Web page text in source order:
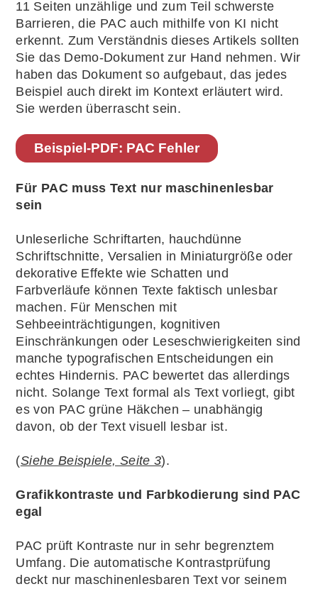
11 Seiten unzählige und zum Teil schwerste
Barrieren, die PAC auch mithilfe von KI nicht
erkennt. Zum Verständnis dieses Artikels sollten
Sie das Demo-Dokument zur Hand nehmen. Wir
haben das Dokument so aufgebaut, das jedes
Beispiel auch direkt im Kontext erläutert wird.
Sie werden überrascht sein.
Beispiel-PDF: PAC Fehler
Für PAC muss Text nur maschinenlesbar
sein
Unleserliche Schriftarten, hauchdünne
Schriftschnitte, Versalien in Miniaturgröße oder
dekorative Effekte wie Schatten und
Farbverläufe können Texte faktisch unlesbar
machen. Für Menschen mit
Sehbeeinträchtigungen, kognitiven
Einschränkungen oder Leseschwierigkeiten sind
manche typografischen Entscheidungen ein
echtes Hindernis. PAC bewertet das allerdings
nicht. Solange Text formal als Text vorliegt, gibt
es von PAC grüne Häkchen – unabhängig
davon, ob der Text visuell lesbar ist.
(Siehe Beispiele, Seite 3).
Grafikkontraste und Farbkodierung sind PAC
egal
PAC prüft Kontraste nur in sehr begrenztem
Umfang. Die automatische Kontrastprüfung
deckt nur maschinenlesbaren Text vor seinem